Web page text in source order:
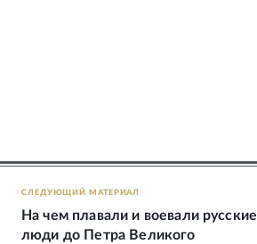
СЛЕДУЮЩИЙ МАТЕРИАЛ
На чем плавали и воевали русские
люди до Петра Великого